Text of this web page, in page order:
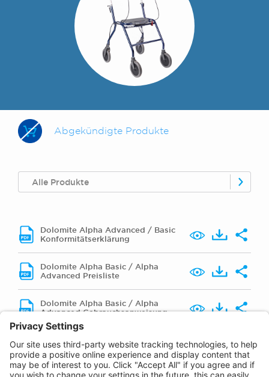
Abgekündigte Produkte
Alle Produkte
Dolomite Alpha Advanced / Basic
Konformitätserklärung
Dolomite Alpha Basic / Alpha
Advanced Preisliste
Dolomite Alpha Basic / Alpha
Advanced Gebrauchsanweisung